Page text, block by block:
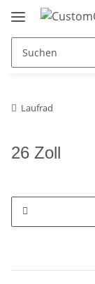
Laufrad
26 Zoll